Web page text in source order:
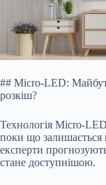
## Micro-LED:
розкіш?
Технологія Micro-
поки що
експерти
стане доступнішою.